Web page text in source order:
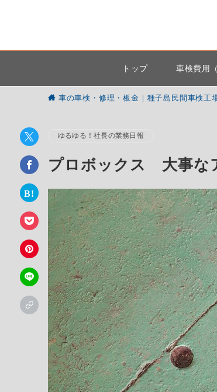
トップ 車検費用
車の車検・修理・板金｜種子島民間車検工
ゆるゆる！社長の業務日報
プロボックス 大事